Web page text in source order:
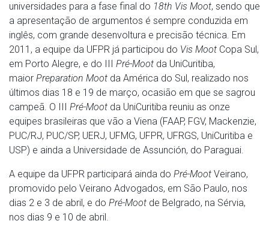
universidades para a fase final do 18th Vis Moot, sendo que
a apresentação de argumentos é sempre conduzida em
inglês, com grande desenvoltura e precisão técnica. Em
2011, a equipe da UFPR já participou do Vis Moot Copa Sul,
em Porto Alegre, e do III Pré-Moot da UniCuritiba,
maior Preparation Moot da América do Sul, realizado nos
últimos dias 18 e 19 de março, ocasião em que se sagrou
campeã. O III Pré-Moot da UniCuritiba reuniu as onze
equipes brasileiras que vão a Viena (FAAP, FGV, Mackenzie,
PUC/RJ, PUC/SP, UERJ, UFMG, UFPR, UFRGS, UniCuritiba e
USP) e ainda a Universidade de Assunción, do Paraguai.
A equipe da UFPR participará ainda do Pré-Moot Veirano,
promovido pelo Veirano Advogados, em São Paulo, nos
dias 2 e 3 de abril, e do Pré-Moot de Belgrado, na Sérvia,
nos dias 9 e 10 de abril.